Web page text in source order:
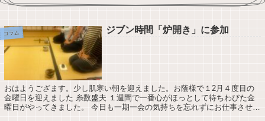
コラム ジブン時間「炉開き」に参加
おはようござます。少し肌寒い朝を迎えました。お蔭様で１2月４度目の
金曜日を迎えました 糸数盛夫 １週間で一番心がほっとして待ちわびた金
曜日がやってきました。 今日も一期一会の気持ちを忘れずにお仕事させて